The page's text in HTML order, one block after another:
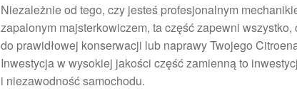
Niezależnie od tego, czy jesteś profesjonalnym
zapalonym majsterkowiczem, ta część zapewni wszystko,
do prawidłowej konserwacji lub naprawy Twojego
Inwestycja w wysokiej jakości część zamienną to
i niezawodność samochodu.